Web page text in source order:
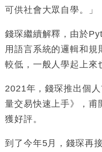
可供社會大眾自學。」
錢琛繼續解釋，由於
用語言系統的邏輯和規
較低，一般人學起上來
2021年，錢琛推出個
量交易快速上手》，甫
獲好評。
到了今年5月，錢琛再